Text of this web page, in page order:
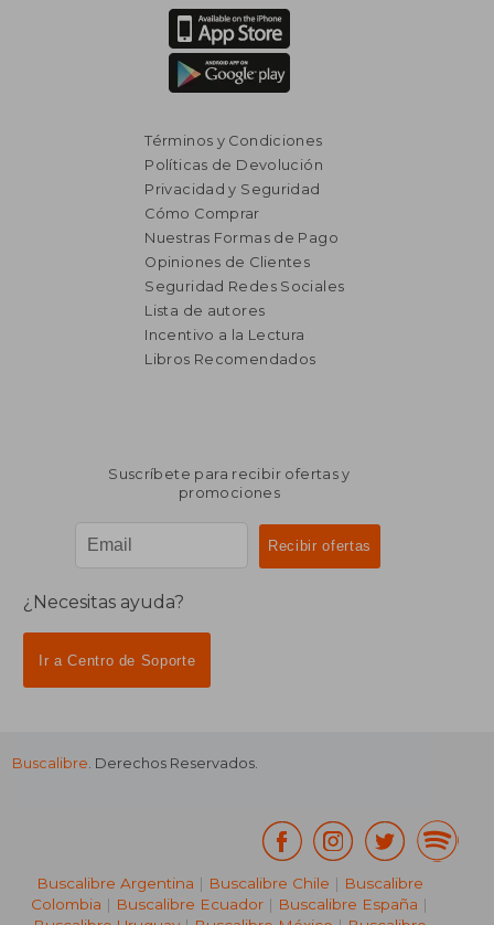
Términos y Condiciones
Políticas de Devolución
Privacidad y Seguridad
Cómo Comprar
Nuestras Formas de Pago
Opiniones de Clientes
Seguridad Redes Sociales
Lista de autores
Incentivo a la Lectura
Libros Recomendados
Suscríbete para recibir ofertas y
promociones
¿Necesitas ayuda?
Ir a Centro de Soporte
Buscalibre. Derechos Reservados.
Buscalibre Argentina | Buscalibre Chile | Buscalibre
Colombia | Buscalibre Ecuador | Buscalibre España |